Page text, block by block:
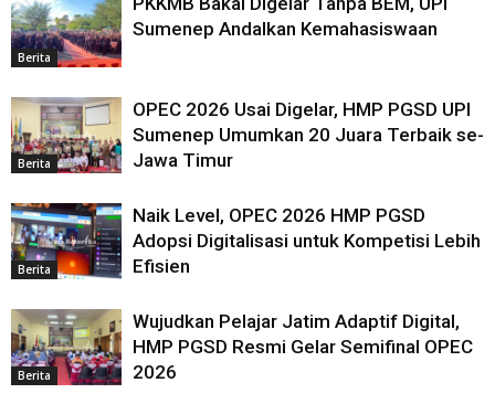
Berita
Sumenep Andalkan Kemahasiswaan
Berita
OPEC 2026 Usai Digelar, HMP PGSD UPI
Sumenep Umumkan 20 Juara Terbaik se-
Jawa Timur
Berita
Naik Level, OPEC 2026 HMP PGSD
Adopsi Digitalisasi untuk Kompetisi Lebih
Efisien
Berita
Wujudkan Pelajar Jatim Adaptif Digital,
HMP PGSD Resmi Gelar Semifinal OPEC
2026